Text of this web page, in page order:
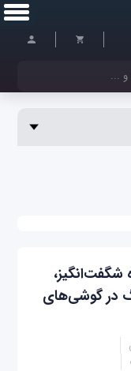
شگفت‌انگیز،
در گوشی‌های